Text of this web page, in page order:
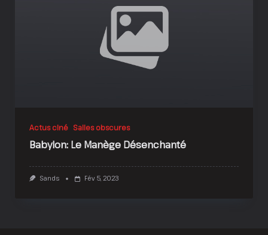
Actus ciné Salles obscures
Babylon: Le Manège Désenchanté
Sands Fév 5, 2023